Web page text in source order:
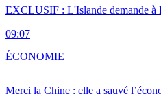
EXCLUSIF : L'Islande demande à
09:07
Merci la Chine : elle a sauvé
ÉCONOMIE